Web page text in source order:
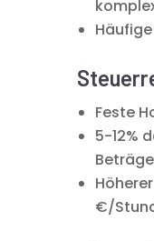
Feste
5-12%
Beträge
€/